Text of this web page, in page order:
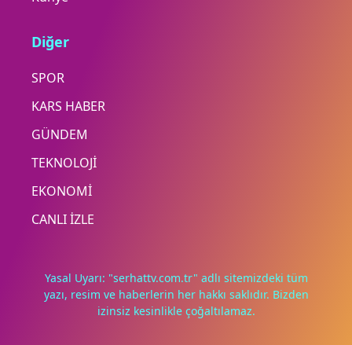
Diğer
SPOR
KARS HABER
GÜNDEM
TEKNOLOJİ
EKONOMİ
CANLI İZLE
Yasal Uyarı: "serhattv.com.tr" adlı sitemizdeki tüm
yazı, resim ve haberlerin her hakkı saklıdır. Bizden
izinsiz kesinlikle çoğaltılamaz.